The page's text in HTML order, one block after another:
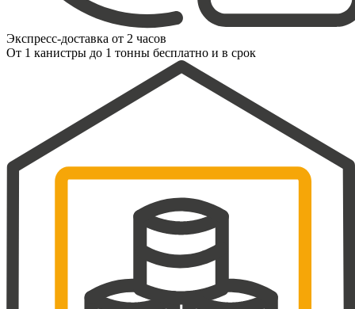
Экспресс-доставка от 2 часов
От 1 канистры до 1 тонны бесплатно и в срок